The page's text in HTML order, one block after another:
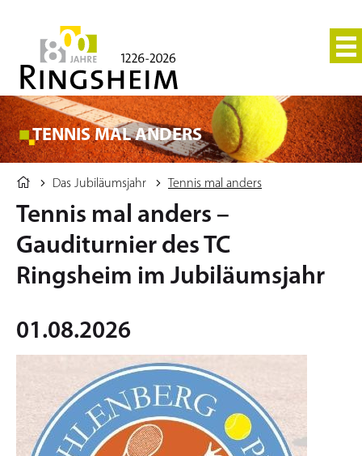
TENNIS MAL ANDERS
Das Jubiläumsjahr Tennis mal anders
Tennis mal anders –
Gauditurnier des TC
Ringsheim im Jubiläumsjahr
01.08.2026